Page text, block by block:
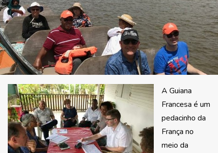
A Guiana
Francesa é um
pedacinho da
França no
meio da